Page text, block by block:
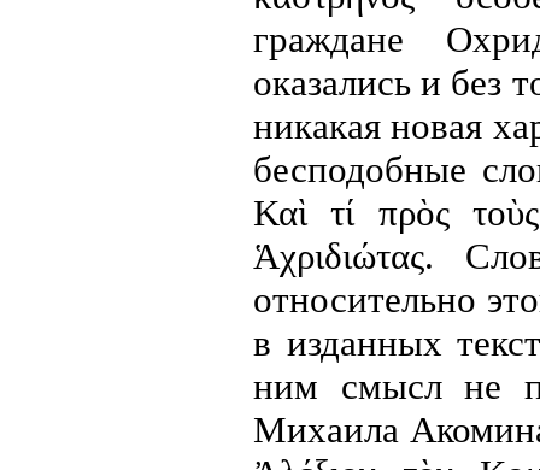
граждане
оказались и без
никакая новая
бесподобные
Καὶ τί πρὸς τοὺς
Ἁχριδιώτας. С
относительно
в изданных
ним смысл не
Михаила